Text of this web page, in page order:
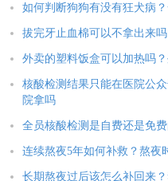
如何判断狗狗有没有狂犬病
拔完牙止血棉可以不拿出来
外卖的塑料饭盒可以加热吗
核酸检测结果只能在医院公
院拿吗
全员核酸检测是自费还是免
连续熬夜5年如何补救？熬夜
长期熬夜过后该怎么补回来